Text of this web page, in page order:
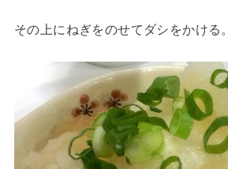
その上にねぎをのせてダシをかける。